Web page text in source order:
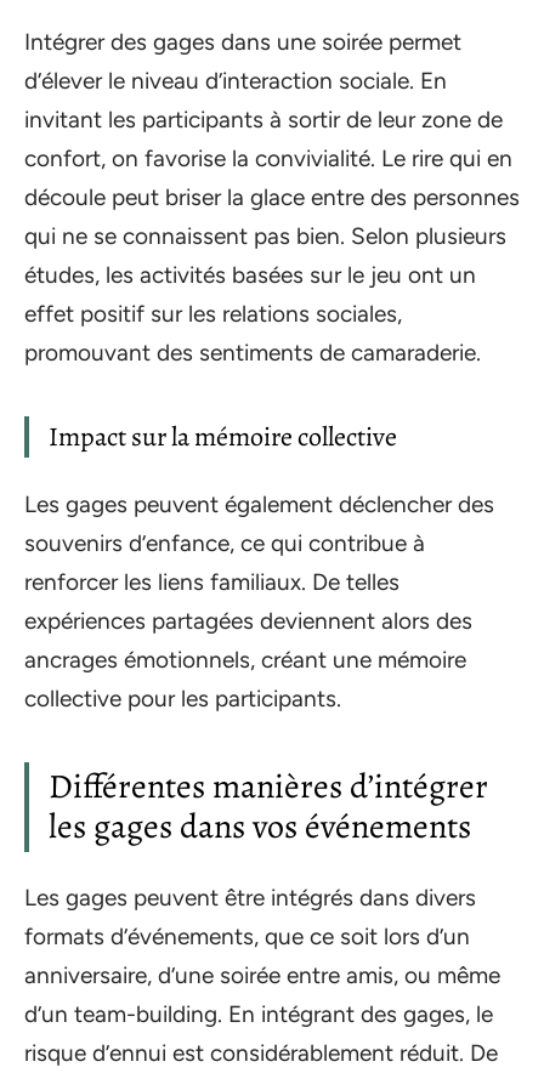
Intégrer des gages dans une soirée permet
d’élever le niveau d’interaction sociale. En
invitant les participants à sortir de leur zone de
confort, on favorise la convivialité. Le rire qui en
découle peut briser la glace entre des personnes
qui ne se connaissent pas bien. Selon plusieurs
études, les activités basées sur le jeu ont un
effet positif sur les relations sociales,
promouvant des sentiments de camaraderie.
Impact sur la mémoire collective
Les gages peuvent également déclencher des
souvenirs d’enfance, ce qui contribue à
renforcer les liens familiaux. De telles
expériences partagées deviennent alors des
ancrages émotionnels, créant une mémoire
collective pour les participants.
Différentes manières d’intégrer
les gages dans vos événements
Les gages peuvent être intégrés dans divers
formats d’événements, que ce soit lors d’un
anniversaire, d’une soirée entre amis, ou même
d’un team-building. En intégrant des gages, le
risque d’ennui est considérablement réduit. De